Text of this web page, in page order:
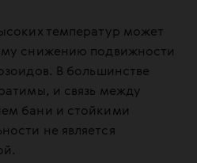
температур может
снижению подвижности
В большинстве
и связь между
бани и стойкими
не является